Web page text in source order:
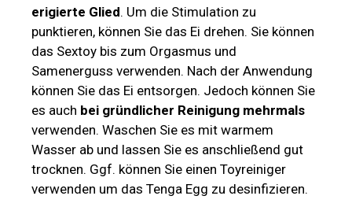
erigierte Glied. Um die Stimulation zu
punktieren, können Sie das Ei drehen. Sie können
das Sextoy bis zum Orgasmus und
Samenerguss verwenden. Nach der Anwendung
können Sie das Ei entsorgen. Jedoch können Sie
es auch bei gründlicher Reinigung mehrmals
verwenden. Waschen Sie es mit warmem
Wasser ab und lassen Sie es anschließend gut
trocknen. Ggf. können Sie einen Toyreiniger
verwenden um das Tenga Egg zu desinfizieren.